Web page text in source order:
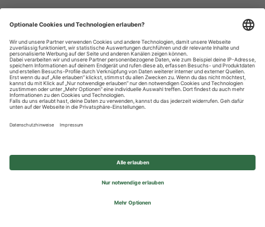
Datenschutzhinweise
Impressum
Privatsphäre-Einstellungen
© 2026 REWE Group - All rights reserved